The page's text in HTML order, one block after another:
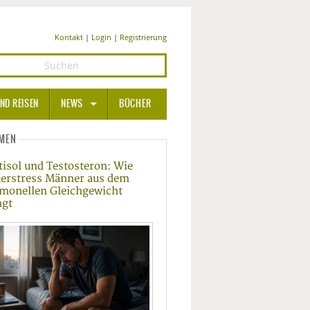
Kontakt| Login | Registrierung
REISEN NEWS
MEDIZIN UND PHARMA
ERNÄHRUNG
BEAUTY UND PFLEGE
SPORT UND FITNESS
WELLNESS UND REISEN
BÜCHER
und Testosteron: Wie
Männer aus dem
Gleichgewicht